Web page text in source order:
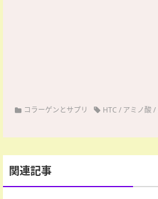
コラーゲンとサプリ HTC / アミノ酸/
関連記事